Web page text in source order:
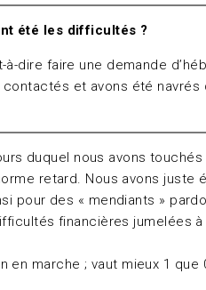
été les difficultés ?
dire faire une demande
et avons été
duquel nous avons
retard. Nous avons juste
pour des « mendiants »
financières jumelées
marche ; vaut mieux 1 que